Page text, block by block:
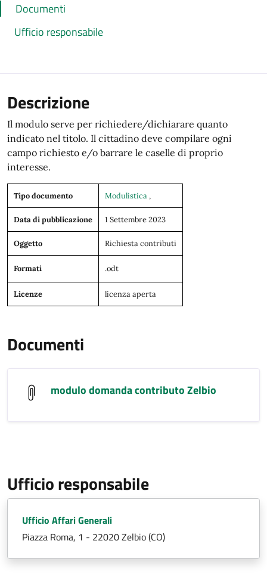
Documenti
Ufficio responsabile
Descrizione
Il modulo serve per richiedere/dichiarare quanto
indicato nel titolo. Il cittadino deve compilare ogni
campo richiesto e/o barrare le caselle di proprio
interesse.
Tipo documento Modulistica ,
Data di pubblicazione 1 Settembre 2023
Oggetto Richiesta contributi
Formati .odt
Licenze licenza aperta
Documenti
modulo domanda contributo Zelbio
Ufficio responsabile
Ufficio Affari Generali
Piazza Roma, 1 - 22020 Zelbio (CO)